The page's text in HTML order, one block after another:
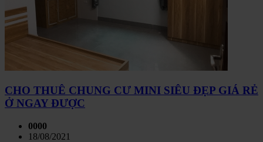
CHO THUÊ CHUNG CƯ MINI SIÊU ĐẸP GIÁ RẺ
Ở NGAY ĐƯỢC
0000
18/08/2021